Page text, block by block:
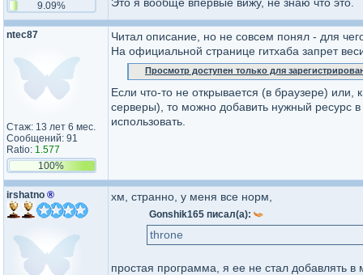
9.09%
ntec87
Стаж: 13 лет 6 мес.
Сообщений: 91
Ratio: 1.577
100%
Читал описание, но не совсем понял - для
На официальной странице гитхаба запрет
Просмотр доступен только для
Если что-то не открывается (в браузере)
серверы), то можно добавить нужный ресурс в
использовать.
irshatno ® хм, странно, у меня все норм,
Gonshik165 писал(а):
throne
простая программа, я ее не стал добавлять в